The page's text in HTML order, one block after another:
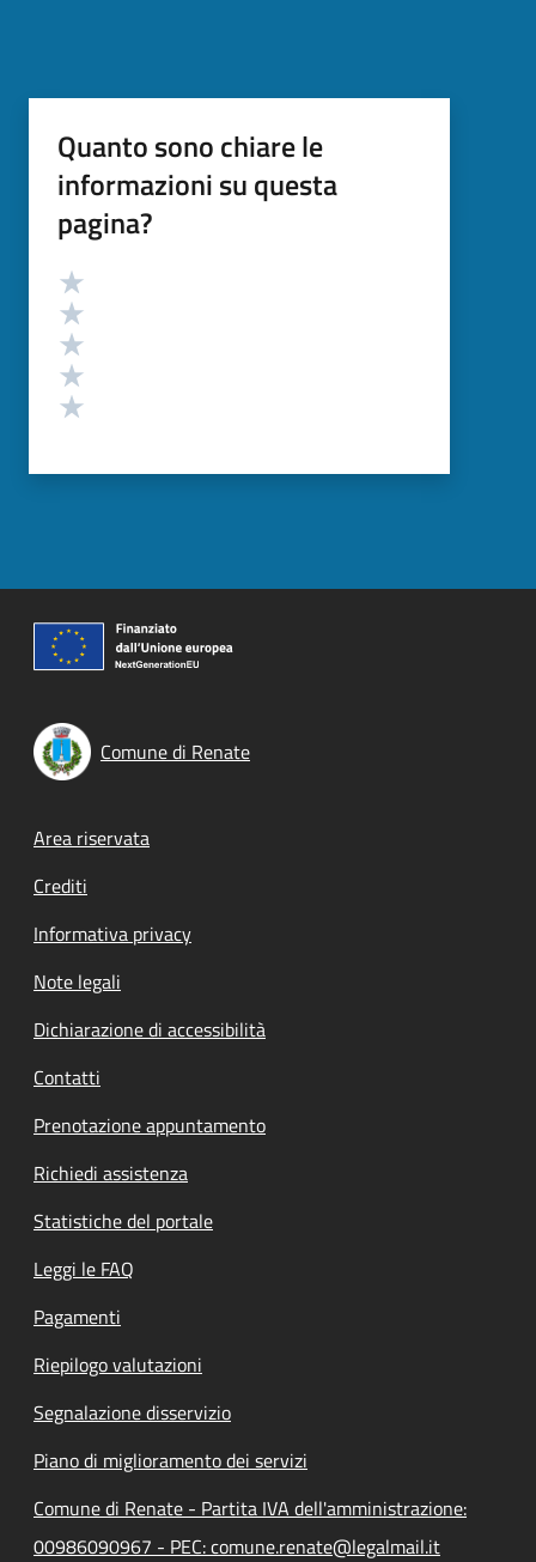
Quanto sono chiare le
informazioni su questa
pagina?
Valutazione
Comune di Renate
Footer menu
Area riservata
Crediti
Informativa privacy
Note legali
Dichiarazione di accessibilità
Contatti
Prenotazione appuntamento
Richiedi assistenza
Statistiche del portale
Leggi le FAQ
Pagamenti
Riepilogo valutazioni
Segnalazione disservizio
Piano di miglioramento dei servizi
Comune di Renate - Partita IVA dell'amministrazione:
00986090967 - PEC: comune.renate@legalmail.it